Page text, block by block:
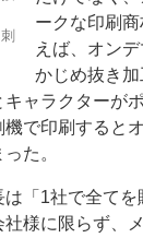
入申し込み
サ
ークな印刷
えば、オン
かじめ抜き
ャラクターが
で印刷すると
た。
「1社で全て
様に限らず、